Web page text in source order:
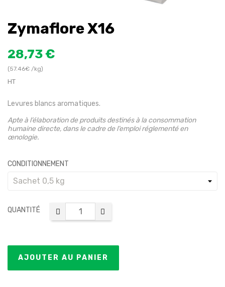
Zymaflore X16
28,73 €
(57.46€ /kg)
HT
Levures blancs aromatiques.
Apte à l’élaboration de produits destinés à la consommation
humaine directe, dans le cadre de l’emploi réglementé en
œnologie.
CONDITIONNEMENT
QUANTITÉ
AJOUTER AU PANIER